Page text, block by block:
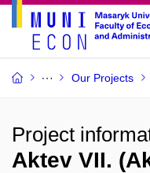
Our Projects
Project
Aktev VII.